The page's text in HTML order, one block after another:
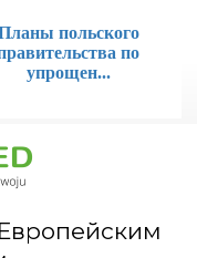
польского
по
упрощен...